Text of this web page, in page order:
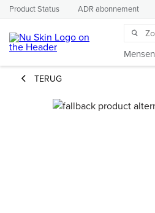
Product Status ADR abonnement
Mensen
TERUG